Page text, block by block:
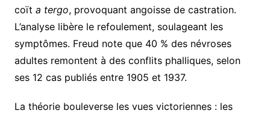
coït a tergo, provoquant angoisse de castration.
L’analyse libère le refoulement, soulageant les
symptômes. Freud note que 40 % des névroses
adultes remontent à des conflits phalliques, selon
ses 12 cas publiés entre 1905 et 1937.
La théorie bouleverse les vues victoriennes : les